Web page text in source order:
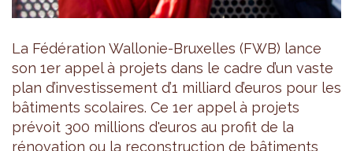
La Fédération Wallonie-Bruxelles (FWB) lance
son 1er appel à projets dans le cadre d’un vaste
plan d’investissement d’1 milliard d’euros pour les
bâtiments scolaires. Ce 1er appel à projets
prévoit 300 millions d'euros au profit de la
rénovation ou la reconstruction de bâtiments